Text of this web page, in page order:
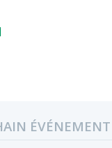
ÉVÉNEMENT